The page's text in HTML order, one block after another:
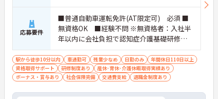
応募要件
■普通自動車運転免許(AT限定可) 必須 ■
無資格OK ■経験不問 ※無資格者：入社半
年以内に会社負担で認知症介護基礎研修受
講
駅から徒歩10分以内 車通勤可 残業少なめ 日勤のみ
年間休日110日以上
資格取得サポート
研修制度あり
産休･育休･介護休暇取得実績あり
ボーナス・賞与あり
社会保険完備 交通費支給 退職金制度あり